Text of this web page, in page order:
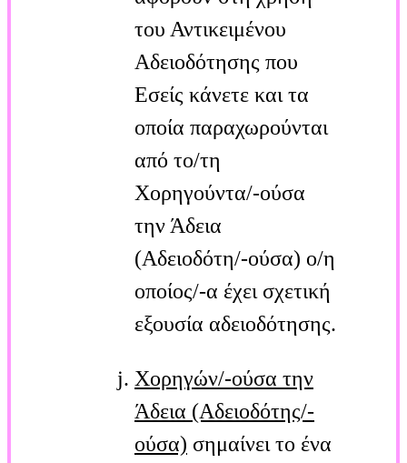
του Αντικειμένου
Αδειοδότησης που
Εσείς κάνετε και τα
οποία παραχωρούνται
από το/τη
Χορηγούντα/-ούσα
την Άδεια
(Αδειοδότη/-ούσα) ο/η
οποίος/-α έχει σχετική
εξουσία αδειοδότησης.
Χορηγών/-ούσα την
Άδεια (Αδειοδότης/-
ούσα) σημαίνει το ένα